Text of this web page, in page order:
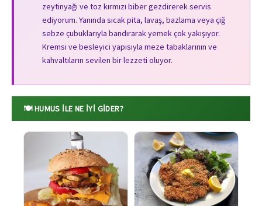
zeytinyağı ve toz kırmızı biber gezdirerek servis
ediyorum. Yanında sıcak pita, lavaş, bazlama veya çiğ
sebze çubuklarıyla bandırarak yemek çok yakışıyor.
Kremsi ve besleyici yapısıyla meze tabaklarının ve
kahvaltıların sevilen bir lezzeti oluyor.
🍽️ HUMUS ILE NE İYI GIDER?